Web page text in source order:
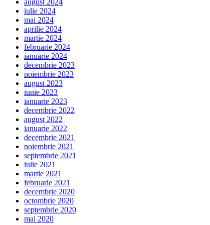
august 2024
iulie 2024
mai 2024
aprilie 2024
martie 2024
februarie 2024
ianuarie 2024
decembrie 2023
noiembrie 2023
august 2023
iunie 2023
ianuarie 2023
decembrie 2022
august 2022
ianuarie 2022
decembrie 2021
noiembrie 2021
septembrie 2021
iulie 2021
martie 2021
februarie 2021
decembrie 2020
octombrie 2020
septembrie 2020
mai 2020